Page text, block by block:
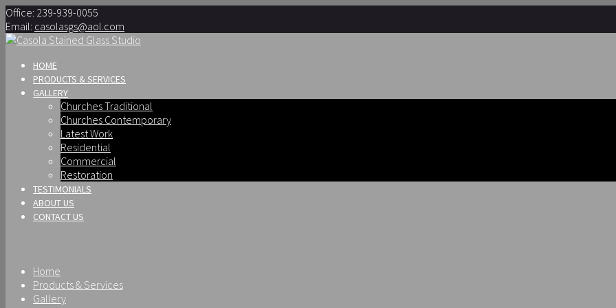
Office: 239-939-0055
Email: casolasgs@aol.com
HOME
PRODUCTS & SERVICES
GALLERY
Churches Traditional
Churches Contemporary
Latest Work
Residential
Commercial
Restoration
TESTIMONIALS
ABOUT US
CONTACT US
Home
Products & Services
Gallery